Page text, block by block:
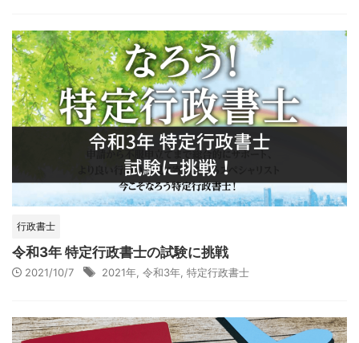
行政書士
令和3年 特定行政書士の試験に挑戦
2021/10/7 2021年 令和3年 特定行政書士